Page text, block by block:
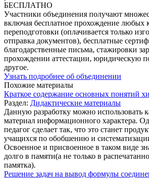
БЕСПЛАТНО
Участники объединения получают
включая бесплатное прохождение
переподготовки (оплачивается только
отправка документов), бесплатные
благодарственные письма, стажировки
прохождении аттестации, юридическую
другое.
Узнать подробнее об объединении
Похожие материалы
Краткое содержание основных понятий
Раздел: Дидактические материалы
Данную разработку можно использовать
материал информационного характера.
педагог сделает так, что это станет
учащихся по обобшению и
Освоенное и присвоенное в таком виде
долго в памяти(а не только в
памятка).
Решение задач на вывод формулы